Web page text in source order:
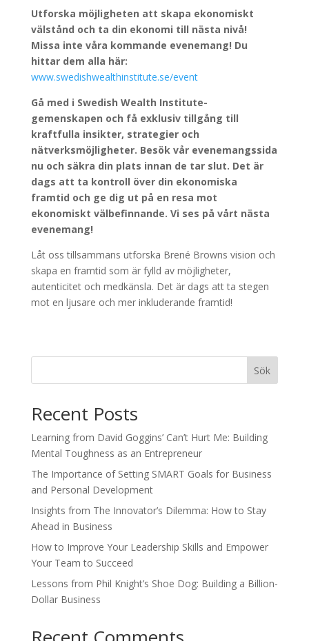
Utforska möjligheten att skapa ekonomiskt
välstånd och ta din ekonomi till nästa nivå!
Missa inte våra kommande evenemang! Du
hittar dem alla här:
www.swedishwealthinstitute.se/event
Gå med i Swedish Wealth Institute-
gemenskapen och få exklusiv tillgång till
kraftfulla insikter, strategier och
nätverksmöjligheter. Besök vår evenemangssida
nu och säkra din plats innan de tar slut. Det är
dags att ta kontroll över din ekonomiska
framtid och ge dig ut på en resa mot
ekonomiskt välbefinnande. Vi ses på vårt nästa
evenemang!
Låt oss tillsammans utforska Brené Browns vision och
skapa en framtid som är fylld av möjligheter,
autenticitet och medkänsla. Det är dags att ta stegen
mot en ljusare och mer inkluderande framtid!
Sök
Recent Posts
Learning from David Goggins’ Can’t Hurt Me: Building
Mental Toughness as an Entrepreneur
The Importance of Setting SMART Goals for Business
and Personal Development
Insights from The Innovator’s Dilemma: How to Stay
Ahead in Business
How to Improve Your Leadership Skills and Empower
Your Team to Succeed
Lessons from Phil Knight’s Shoe Dog: Building a Billion-
Dollar Business